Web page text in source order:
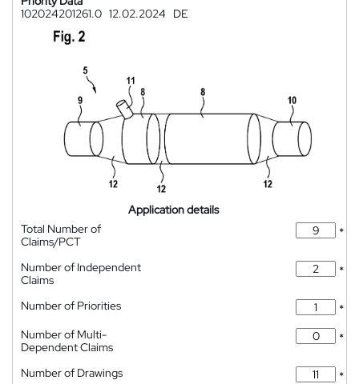
102024201261.0 12.02.2024 DE
Application details
Total Number of
Claims/PCT
*
Number of Independent
Claims
*
Number of Priorities
*
Number of Multi-
Dependent Claims
*
Number of Drawings
*